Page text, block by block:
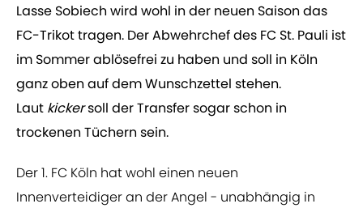
Lasse Sobiech wird wohl in der neuen Saison das
FC-Trikot tragen. Der Abwehrchef des FC St. Pauli ist
im Sommer ablösefrei zu haben und soll in Köln
ganz oben auf dem Wunschzettel stehen.
Laut kickersoll der Transfer sogar schon in
trockenen Tüchern sein.
​Der 1. FC Köln hat wohl einen neuen
Innenverteidiger an der Angel - unabhängig in